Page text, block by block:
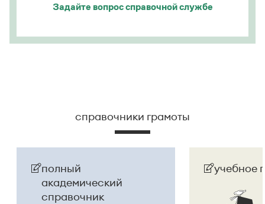
Страница ответаЗадайте вопроссправочной службе
справочники грамоты
полный
академический
справочник
учебное